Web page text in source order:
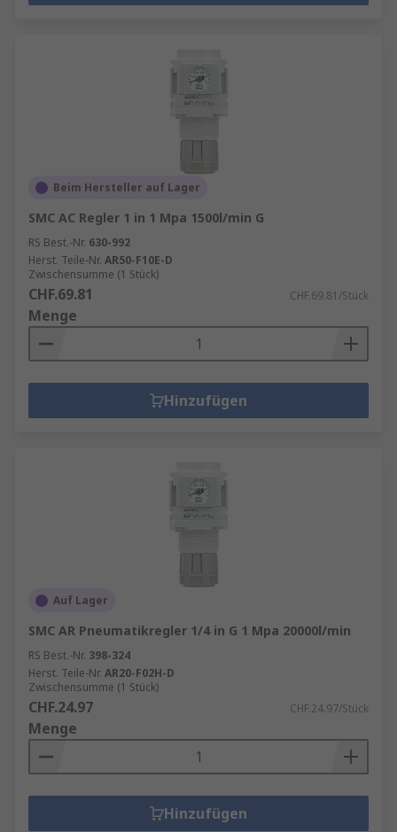
Beim Hersteller auf Lager
SMC AC Regler 1 in 1 Mpa 1500l/min G
RS Best.-Nr. 630-992
Herst. Teile-Nr. AR50-F10E-D
Zwischensumme (1 Stück)
CHF.69.81 CHF.69.81/Stück
Menge
Hinzufügen
Auf Lager
SMC AR Pneumatikregler 1/4 in G 1 Mpa 20000l/min
RS Best.-Nr. 398-324
Herst. Teile-Nr. AR20-F02H-D
Zwischensumme (1 Stück)
CHF.24.97 CHF.24.97/Stück
Menge
Hinzufügen